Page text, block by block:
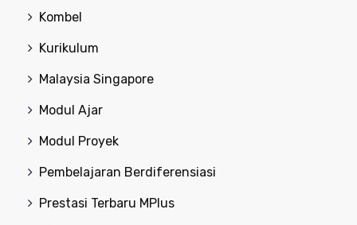
Kombel
Kurikulum
Malaysia Singapore
Modul Ajar
Modul Proyek
Pembelajaran Berdiferensiasi
Prestasi Terbaru MPlus